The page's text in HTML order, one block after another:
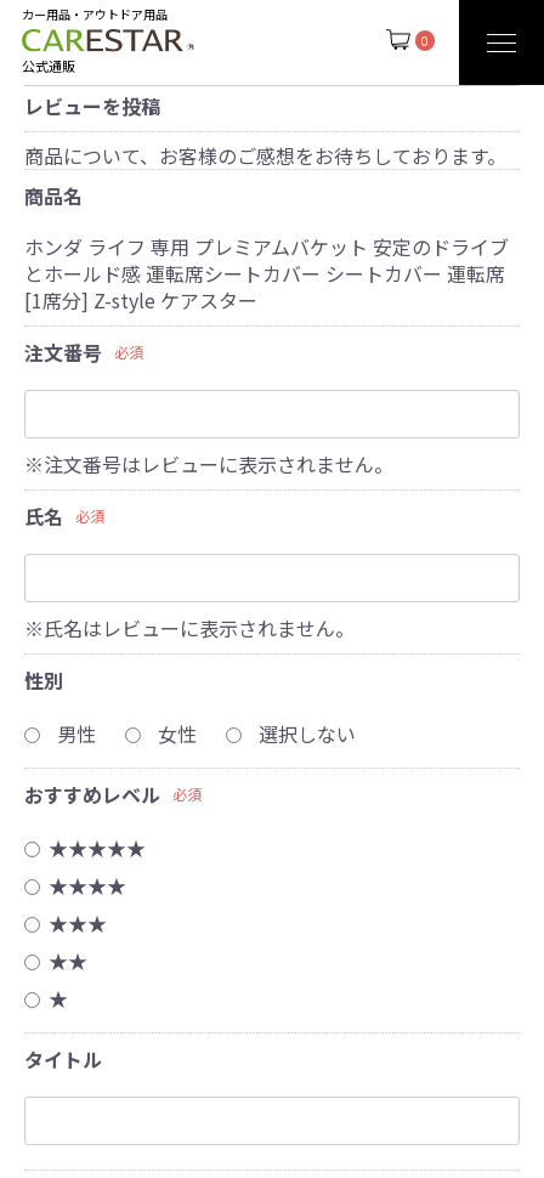
0
カー用品・アウトドア用品
公式通販
レビューを投稿
商品について、お客様のご感想をお待ちしております。
商品名
ホンダ ライフ 専用 プレミアムバケット 安定のドライブ
とホールド感 運転席シートカバー シートカバー 運転席
[1席分] Z-style ケアスター
注文番号
必須
※注文番号はレビューに表示されません。
氏名
必須
※氏名はレビューに表示されません。
性別
男性
女性 選択しない
おすすめレベル 必須
★★★★★
★★★★
★★★
★★
★
タイトル